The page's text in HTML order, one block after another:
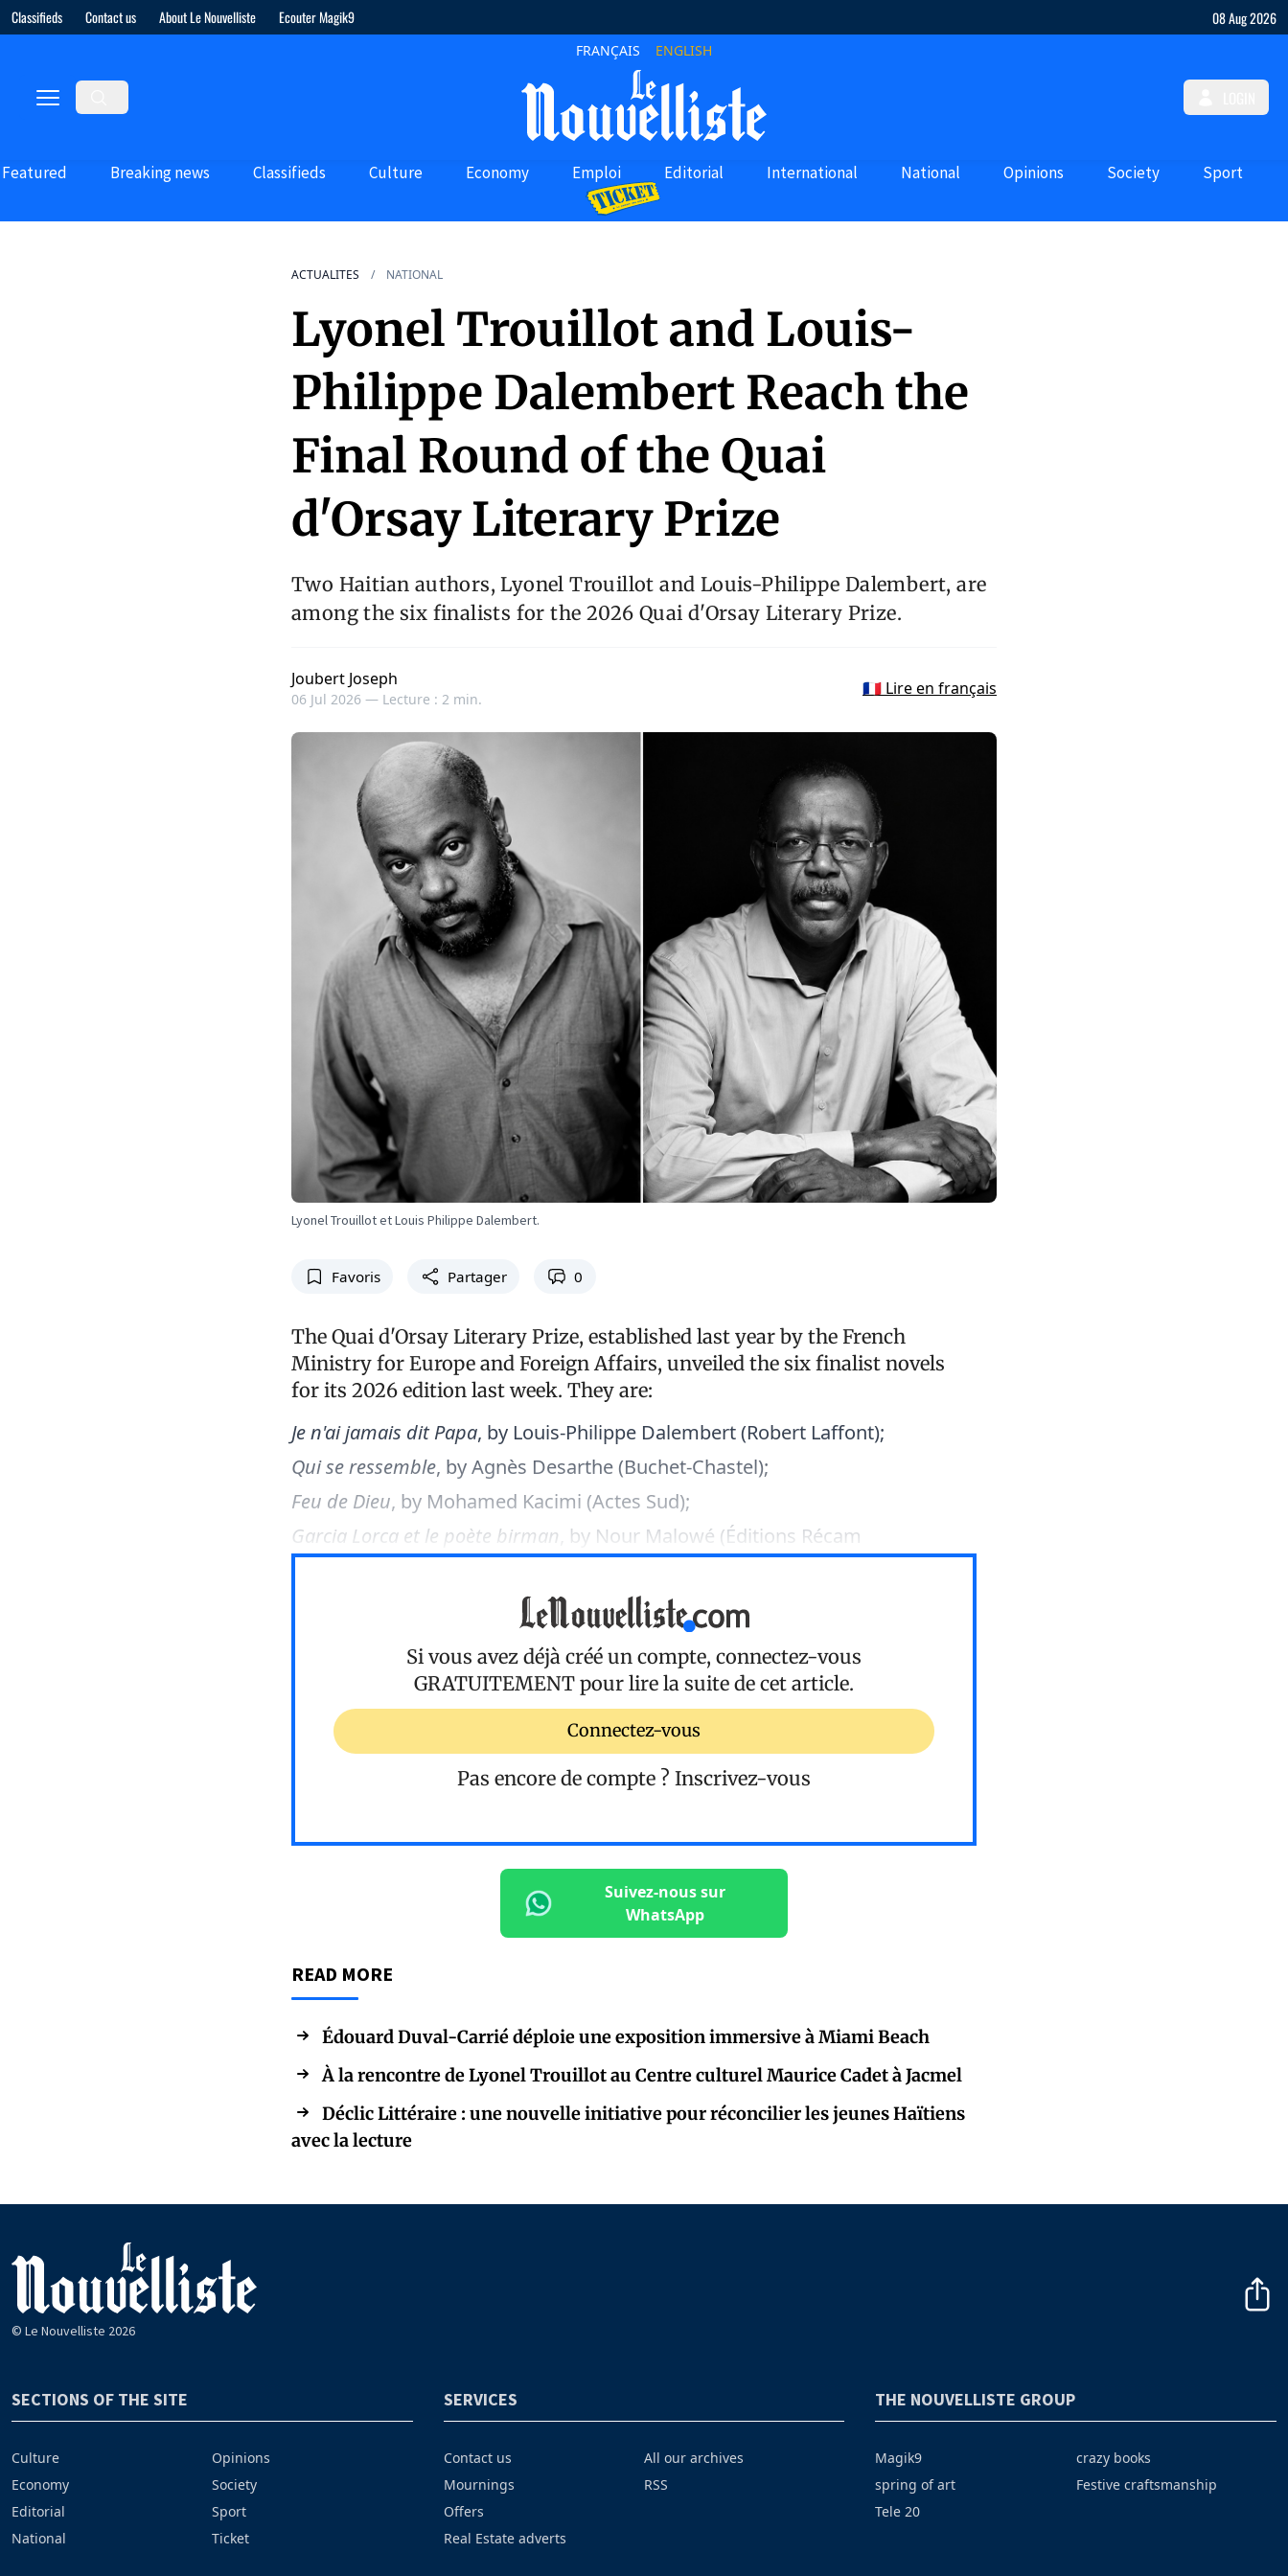
Classifieds Contact us About Le Nouvelliste Ecouter Magik9 08 Aug 2026
FRANÇAIS ENGLISH
Featured Breaking news Classifieds Culture Economy Emploi Editorial International National Opinions Society Sport
ACTUALITES NATIONAL
Lyonel Trouillot and Louis-
Philippe Dalembert Reach the
Final Round of the Quai
d'Orsay Literary Prize
Two Haitian authors, Lyonel Trouillot and Louis-Philippe Dalembert, are
among the six finalists for the 2026 Quai d'Orsay Literary Prize.
Joubert Joseph
06 Jul 2026 — Lecture : 2 min.
🇫🇷 Lire en français
Lyonel Trouillot et Louis Philippe Dalembert.
Favoris Partager 0
The Quai d'Orsay Literary Prize, established last year by the French
Ministry for Europe and Foreign Affairs, unveiled the six finalist novels
for its 2026 edition last week. They are:
Je n'ai jamais dit Papa, by Louis-Philippe Dalembert (Robert Laffont);
Qui se ressemble, by Agnès Desarthe (Buchet-Chastel);
Feu de Dieu, by Mohamed Kacimi (Actes Sud);
Garcia Lorca et le poète birman , by Nour Malowé (Éditions Récam
Si vous avez déjà créé un compte, connectez-vous
GRATUITEMENT pour lire la suite de cet article.
Connectez-vous
Pas encore de compte ? Inscrivez-vous
Suivez-nous sur
WhatsApp
READ MORE
Édouard Duval-Carrié déploie une exposition immersive à Miami Beach
À la rencontre de Lyonel Trouillot au Centre culturel Maurice Cadet à Jacmel
Déclic Littéraire : une nouvelle initiative pour réconcilier les jeunes Haïtiens
avec la lecture
© Le Nouvelliste 2026
SECTIONS OF THE SITE
Culture
Economy
Editorial
National
Opinions
Society
Sport
Ticket
SERVICES
Contact us
Mournings
Offers
Real Estate adverts
All our archives
RSS
THE NOUVELLISTE GROUP
Magik9
spring of art
Tele 20
crazy books
Festive craftsmanship